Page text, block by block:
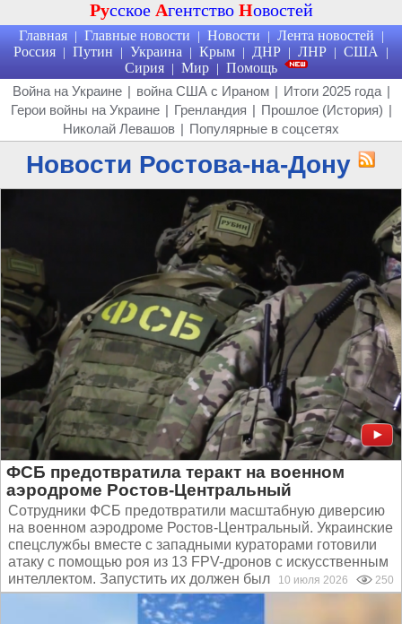
Русское Агентство Новостей
Главная | Главные новости | Новости | Лента новостей |
Россия | Путин | Украина | Крым | ДНР | ЛНР | США |
Сирия | Мир | Помощь
Война на Украине | война США с Ираном | Итоги 2025 года |
Герои войны на Украине | Гренландия | Прошлое (История) |
Николай Левашов | Популярные в соцсетях
Новости Ростова-на-Дону
ФСБ предотвратила теракт на военном
аэродроме Ростов-Центральный
Сотрудники ФСБ предотвратили масштабную диверсию
на военном аэродроме Ростов-Центральный. Украинские
спецслужбы вместе с западными кураторами готовили
атаку с помощью роя из 13 FPV-дронов с искусственным
интеллектом. Запустить их должен был завербованный...
10 июля 2026 250